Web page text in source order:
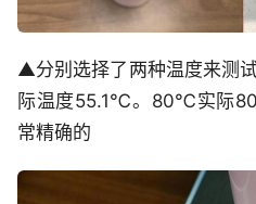
▲分别选择了两种温度来测
际温度55.1℃。80℃实际
常精确的